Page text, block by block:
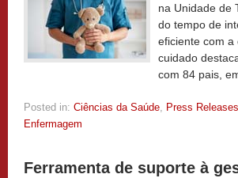
na Unidade de
do tempo de
eficiente com a
cuidado
com 84 pais,
Posted in: Ciências da Saúde, Press Releases
Enfermagem
Ferramenta de suporte à